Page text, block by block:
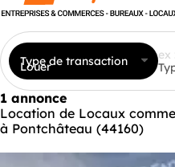
Type de transaction
Louer
1 annonce
Location de Locaux
à Pontchâteau (44160)